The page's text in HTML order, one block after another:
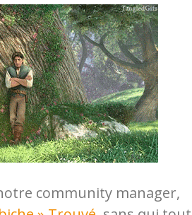
community manager,